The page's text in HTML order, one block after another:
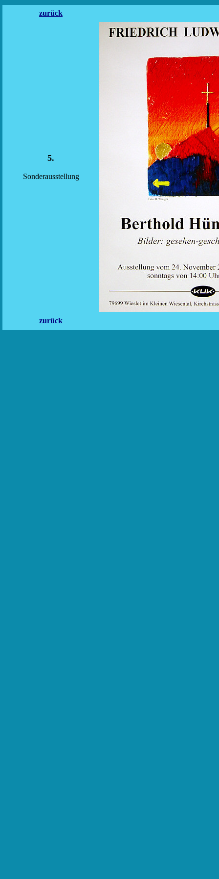
zurück
5.
Sonderausstellung
zurück